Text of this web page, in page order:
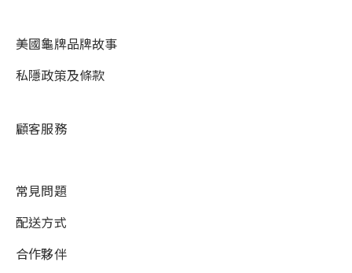
美國龜牌品牌故事
私隱政策及條款
顧客服務
常見問題
配送方式
合作夥伴